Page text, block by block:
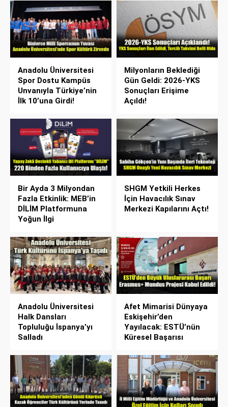
Anadolu Üniversitesi
Spor Dostu Kampüs
Unvanıyla Türkiye’nin
İlk 10’una Girdi!
Milyonların Beklediği
Gün Geldi: 2026-YKS
Sonuçları Erişime
Açıldı!
Bir Ayda 3 Milyondan
Fazla Etkinlik: MEB’in
DİLİM Platformuna
Yoğun İlgi
SHGM Yetkili Herkes
İçin Havacılık Sınav
Merkezi Kapılarını Açtı!
Anadolu Üniversitesi
Halk Dansları
Topluluğu İspanya’yı
Salladı
Afet Mimarisi Dünyaya
Eskişehir’den
Yayılacak: ESTÜ’nün
Küresel Başarısı